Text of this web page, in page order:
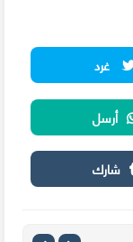
غرد
أرسل
شارك